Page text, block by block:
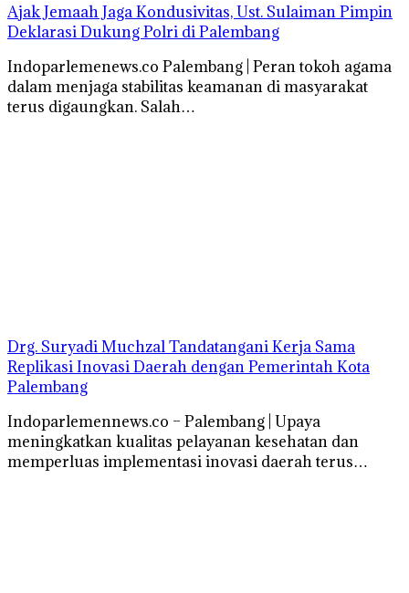
Ajak Jemaah Jaga Kondusivitas, Ust. Sulaiman Pimpin
Deklarasi Dukung Polri di Palembang
Indoparlemenews.co Palembang | Peran tokoh agama
dalam menjaga stabilitas keamanan di masyarakat
terus digaungkan. Salah…
Drg. Suryadi Muchzal Tandatangani Kerja Sama
Replikasi Inovasi Daerah dengan Pemerintah Kota
Palembang
Indoparlemennews.co – Palembang | Upaya
meningkatkan kualitas pelayanan kesehatan dan
memperluas implementasi inovasi daerah terus…